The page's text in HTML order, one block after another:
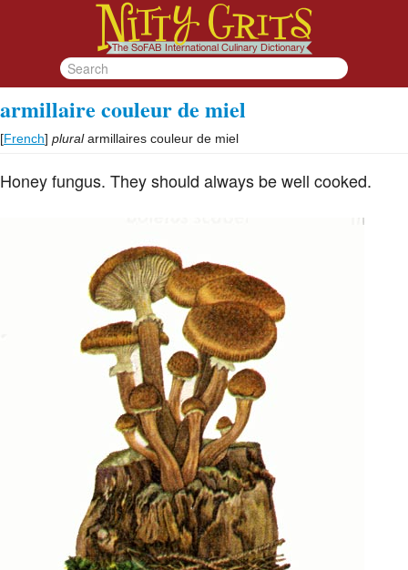
armillaire couleur de miel
[French] plural armillaires couleur de miel
Honey fungus. They should always be well cooked.